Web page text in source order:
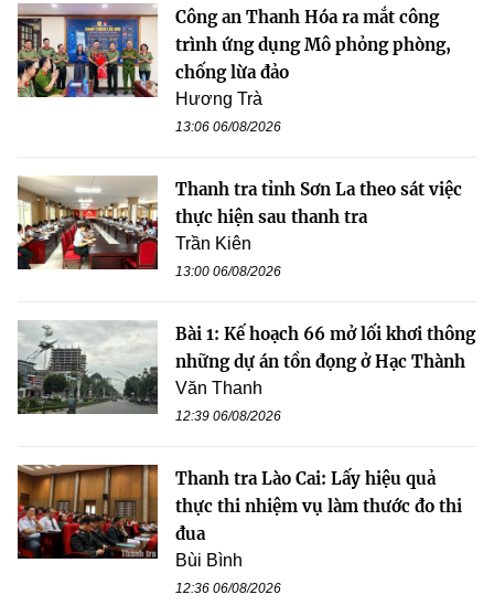
Công an Thanh Hóa ra mắt công
trình ứng dụng Mô phỏng phòng,
chống lừa đảo
Hương Trà
13:06 06/08/2026
Thanh tra tỉnh Sơn La theo sát việc
thực hiện sau thanh tra
Trần Kiên
13:00 06/08/2026
Bài 1: Kế hoạch 66 mở lối khơi thông
những dự án tồn đọng ở Hạc Thành
Văn Thanh
12:39 06/08/2026
Thanh tra Lào Cai: Lấy hiệu quả
thực thi nhiệm vụ làm thước đo thi
đua
Bùi Bình
12:36 06/08/2026